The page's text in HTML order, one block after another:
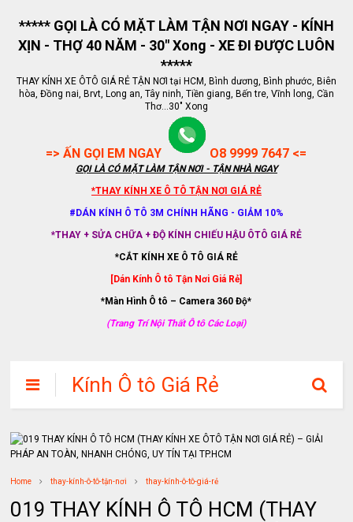
***** GỌI LÀ CÓ MẶT LÀM TẬN NƠI NGAY - KÍNH
XỊN - THỢ 40 NĂM - 30" Xong - XE ĐI ĐƯỢC LUÔN
*****
THAY KÍNH XE ÔTÔ GIÁ RẺ TẬN NƠI tại HCM, Bình dương, Bình phước, Biên
hòa, Đồng nai, Brvt, Long an, Tây ninh, Tiền giang, Bến tre, Vĩnh long, Cần
Thơ...30" Xong
=> ẤN GỌI EM NGAY O8 9999 7647 <=
GỌI LÀ CÓ MẶT LÀM TẬN NƠI - TẬN NHÀ NGAY
*THAY KÍNH XE Ô TÔ TẬN NƠI GIÁ RẺ
#DÁN KÍNH Ô TÔ 3M CHÍNH HÃNG - GIẢM 10%
*THAY + SỬA CHỮA + ĐỘ KÍNH CHIẾU HẬU ÔTÔ GIÁ RẺ
*CẮT KÍNH XE Ô TÔ GIÁ RẺ
[Dán Kính Ô tô Tận Nơi Giá Rẻ]
*Màn Hình Ô tô – Camera 360 Độ*
(Trang Trí Nội Thất Ô tô Các Loại)
Kính Ô tô Giá Rẻ
Home thay-kính-ô-tô-tận-nơi thay-kính-ô-tô-giá-rẻ
019 THAY KÍNH Ô TÔ HCM (THAY